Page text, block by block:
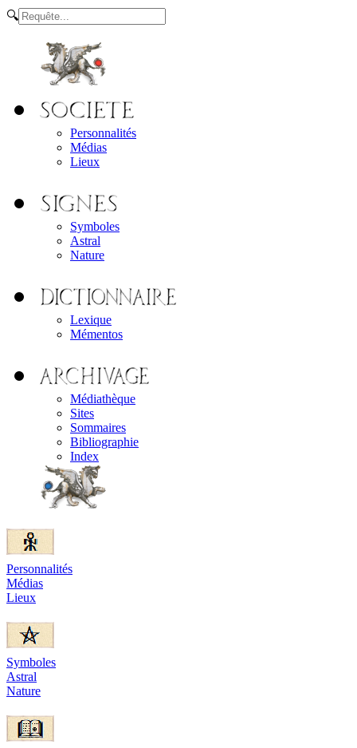
🔍
Personnalités
Médias
Lieux
Symboles
Astral
Nature
Lexique
Mémentos
Médiathèque
Sites
Sommaires
Bibliographie
Index
Personnalités
Médias
Lieux
Symboles
Astral
Nature